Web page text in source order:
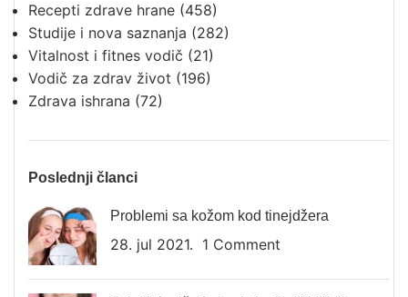
Recepti zdrave hrane (458)
Studije i nova saznanja (282)
Vitalnost i fitnes vodič (21)
Vodič za zdrav život (196)
Zdrava ishrana (72)
Poslednji članci
Problemi sa kožom kod tinejdžera
28. jul 2021. 1 Comment